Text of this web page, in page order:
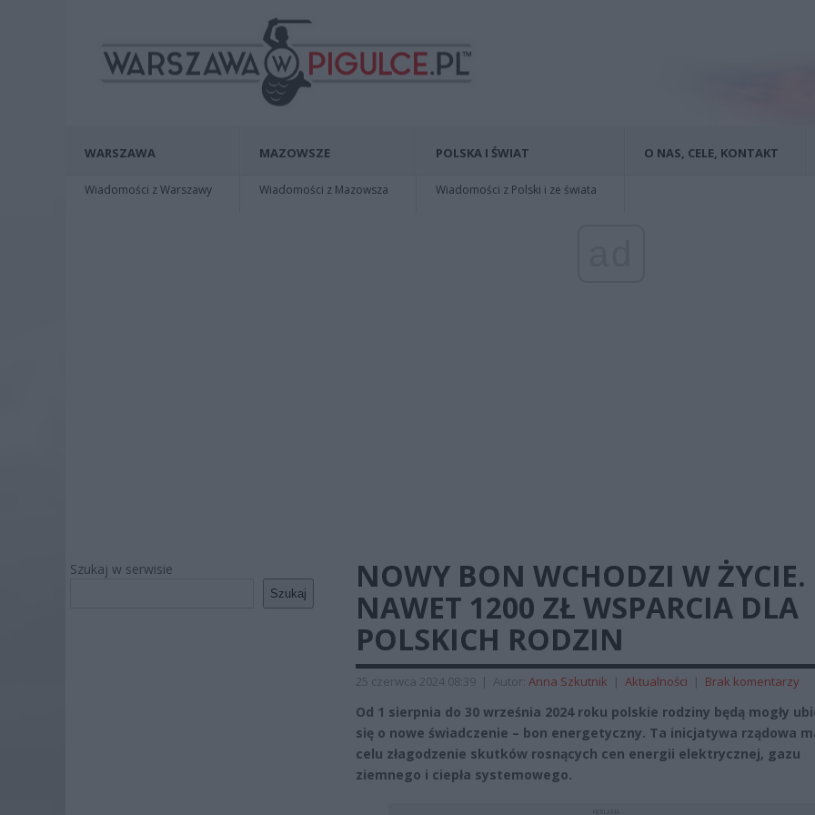
WARSZAWA
Wiadomości z Warszawy
MAZOWSZE
Wiadomości z Mazowsza
POLSKA I ŚWIAT
Wiadomości z Polski i ze świata
O NAS, CELE, KONTAKT
Szukaj w serwisie
Szukaj
NOWY BON WCHODZI W ŻYCIE.
NAWET 1200 ZŁ WSPARCIA DLA
POLSKICH RODZIN
25 czerwca 2024 08:39 | Autor: Anna Szkutnik | Aktualności | Brak komentarzy
Od 1 sierpnia do 30 września 2024 roku polskie rodziny będą mogły
się o nowe świadczenie – bon energetyczny. Ta inicjatywa rządowa
celu złagodzenie skutków rosnących cen energii elektrycznej, gazu
ziemnego i ciepła systemowego.